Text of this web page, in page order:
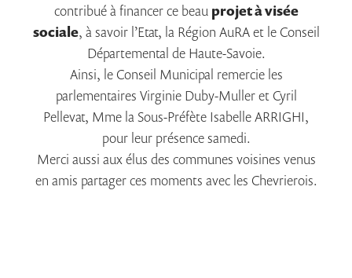
contribué à financer ce beau projet à visée
sociale, à savoir l’Etat, la Région AuRA et le Conseil
Départemental de Haute-Savoie.
Ainsi, le Conseil Municipal remercie les
parlementaires Virginie Duby-Muller et Cyril
Pellevat, Mme la Sous-Préfète Isabelle ARRIGHI,
pour leur présence samedi.
Merci aussi aux élus des communes voisines venus
en amis partager ces moments avec les Chevrierois.